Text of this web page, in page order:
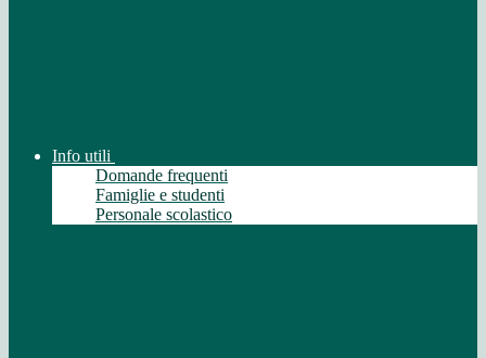
Info utili
Domande frequenti
Famiglie e studenti
Personale scolastico